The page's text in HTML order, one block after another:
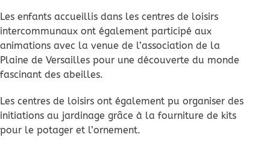
Les enfants accueillis dans les centres de loisirs
intercommunaux ont également participé aux
animations avec la venue de l’association de la
Plaine de Versailles pour une découverte du monde
fascinant des abeilles.
Les centres de loisirs ont également pu organiser des
initiations au jardinage grâce à la fourniture de kits
pour le potager et l’ornement.